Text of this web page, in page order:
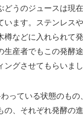
どうのジュースは現
います。ステンレス
樽などに入れられて
生産者でもこの発酵
グさせてもらいまし
っている状態のもの
の、それぞれ発酵の